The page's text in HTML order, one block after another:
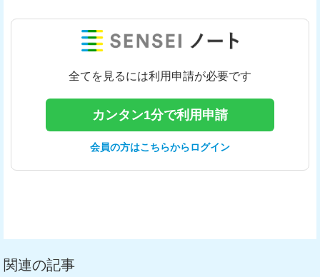
全てを見るには利用申請が必要です
カンタン1分で利用申請
会員の方はこちらからログイン
関連の記事